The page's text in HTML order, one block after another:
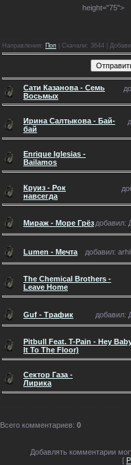
height="75">
Направления : Поп Скачали: 3644 |
Сати Казанова - Семь
Восьмых
Ирина Салтыкова - Бай-
бай
Enrique Iglesias -
Bailamos
Круиз - Рок
навсегда
Мираж - Море Грёз добавил:
Lumen - Мечта добавил:
The Chemical Brothers -
Leave Home
Guf - Трафик добавил:
Pitbull Feat. T-Pain - Hey
It To The Floor)
Сектор Газа -
Лирика
Всего комментариев: 0
Добавлять комментарии
[